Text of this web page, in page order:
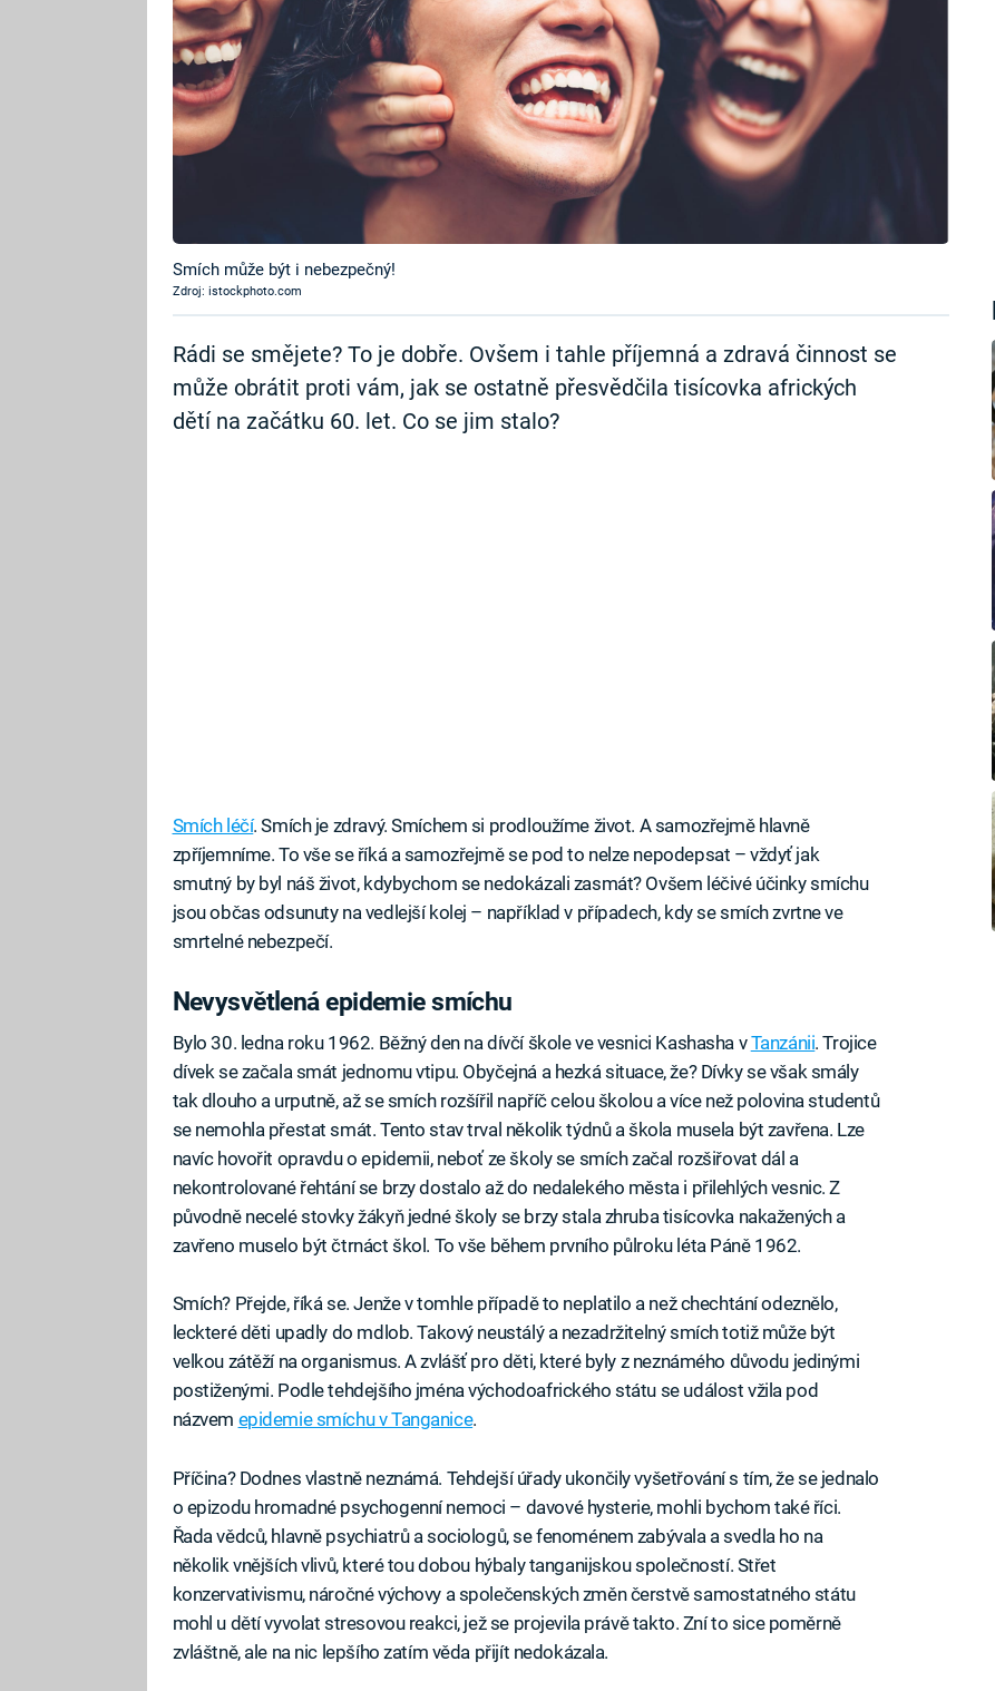
Smích může být i nebezpečný!
Zdroj: istockphoto.com
Rádi se smějete? To je dobře. Ovšem i tahle příjemná a zdravá činnost se
může obrátit proti vám, jak se ostatně přesvědčila tisícovka afrických
dětí na začátku 60. let. Co se jim stalo?
Smích léčí. Smích je zdravý. Smíchem si prodloužíme život. A samozřejmě hlavně
zpříjemníme. To vše se říká a samozřejmě se pod to nelze nepodepsat – vždyť jak
smutný by byl náš život, kdybychom se nedokázali zasmát? Ovšem léčivé účinky smíchu
jsou občas odsunuty na vedlejší kolej – například v případech, kdy se smích zvrtne ve
smrtelné nebezpečí.
Nevysvětlená epidemie smíchu
Bylo 30. ledna roku 1962. Běžný den na dívčí škole ve vesnici Kashasha vTanzánii. Trojice
dívek se začala smát jednomu vtipu. Obyčejná a hezká situace, že? Dívky se však smály
tak dlouho a urputně, až se smích rozšířil napříč celou školou a více než polovina studentů
se nemohla přestat smát. Tento stav trval několik týdnů a škola musela být zavřena. Lze
navíc hovořit opravdu o epidemii, neboť ze školy se smích začal rozšiřovat dál a
nekontrolované řehtání se brzy dostalo až do nedalekého města i přilehlých vesnic. Z
původně necelé stovky žákyň jedné školy se brzy stala zhruba tisícovka nakažených a
zavřeno muselo být čtrnáct škol. To vše během prvního půlroku léta Páně 1962.
Smích? Přejde, říká se. Jenže v tomhle případě to neplatilo a než chechtání odeznělo,
leckteré děti upadly do mdlob. Takový neustálý a nezadržitelný smích totiž může být
velkou zátěží na organismus. A zvlášť pro děti, které byly z neznámého důvodu jedinými
postiženými. Podle tehdejšího jména východoafrického státu se událost vžila pod
názvem epidemie smíchu v Tanganice.
Příčina? Dodnes vlastně neznámá. Tehdejší úřady ukončily vyšetřování s tím, že se jednalo
o epizodu hromadné psychogenní nemoci – davové hysterie, mohli bychom také říci.
Řada vědců, hlavně psychiatrů a sociologů, se fenoménem zabývala a svedla ho na
několik vnějších vlivů, které tou dobou hýbaly tanganijskou společností. Střet
konzervativismu, náročné výchovy a společenských změn čerstvě samostatného státu
mohl u dětí vyvolat stresovou reakci, jež se projevila právě takto. Zní to sice poměrně
zvláštně, ale na nic lepšího zatím věda přijít nedokázala.